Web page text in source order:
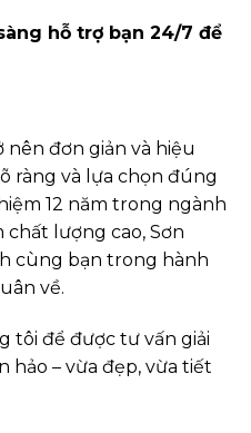
hỗ trợ bạn 24/7 để
nên đơn giản và hiệu
ràng và lựa chọn đúng
12 năm trong ngành
chất lượng cao, Sơn
cùng bạn trong hành
về.
tôi để được tư vấn giải
hảo – vừa đẹp, vừa tiết